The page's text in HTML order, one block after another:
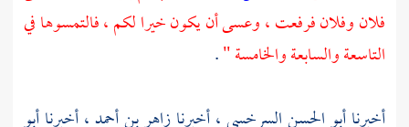
فلان وفلان فرفعت ، وعسى أن يكون خيرا لكم ، فالتمسوها في
التاسعة والسابعة والخامسة ".
أخبرناأبو الحسن السرخسي، أخبرنازاهر بن أحمد، أخبرناأبو